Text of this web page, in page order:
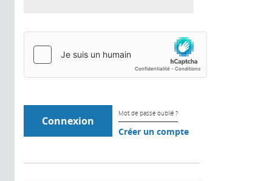
Mot de passe oublié ?
Créer un compte